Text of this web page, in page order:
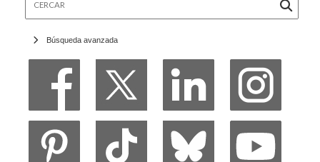
Búsqueda avanzada